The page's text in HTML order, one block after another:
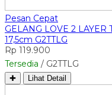
Pesan Cepat
GELANG LOVE 2
17,5cm G2TTLG
Rp 119.900
Tersedia / G2TTLG
✚ Lihat Detail